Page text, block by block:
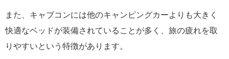
また、キャブコンには他のキャンピングカーよりも大きく
快適なベッドが装備されていることが多く、旅の疲れを取
りやすいという特徴があります。